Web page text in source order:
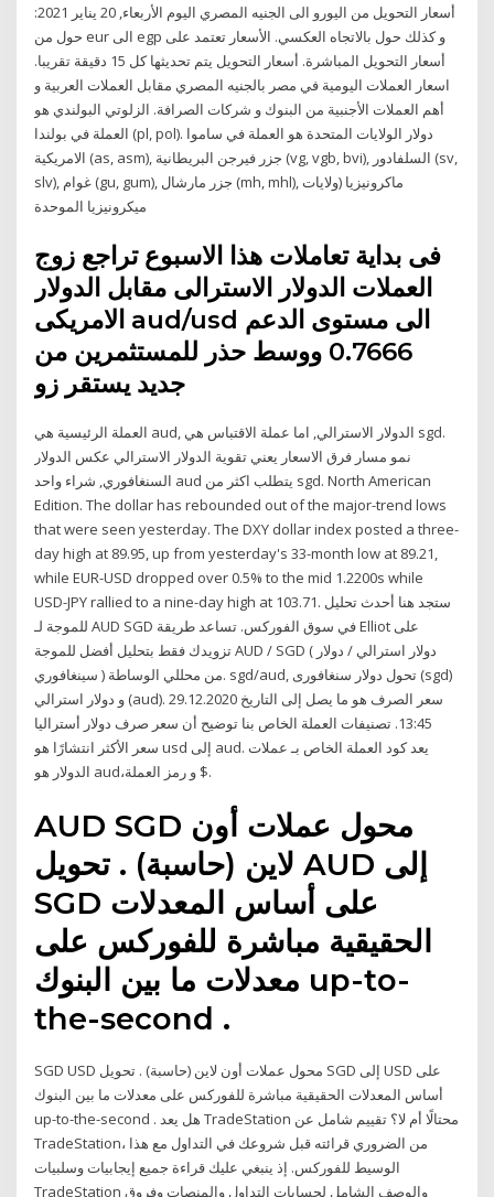
أسعار التحويل من اليورو الى الجنيه المصري اليوم الأربعاء, 20 يناير 2021:
حول من eur الى egp و كذلك حول بالاتجاه العكسي. الأسعار تعتمد على
أسعار التحويل المباشرة. أسعار التحويل يتم تحديثها كل 15 دقيقة تقريبا.
اسعار العملات اليومية في مصر بالجنيه المصري مقابل العملات العربية و
أهم العملات الأجنبية من البنوك و شركات الصرافة. الزلوتي البولندي هو
العملة في بولندا (pl, pol). دولار الولايات المتحدة هو العملة في ساموا
الامريكية (as, asm), جزر فيرجن البريطانية (vg, vgb, bvi), السلفادور (sv,
slv), غوام (gu, gum), جزر مارشال (mh, mhl), ماكرونيزيا (ولايات
ميكرونيزيا الموحدة
فى بداية تعاملات هذا الاسبوع تراجع زوج
العملات الدولار الاسترالى مقابل الدولار
الامريكى aud/usd الى مستوى الدعم
0.7666 ووسط حذر للمستثمرين من
جديد يستقر زو
العملة الرئيسية هي aud, الدولار الاسترالي, اما عملة الاقتباس هي sgd.
نمو مسار فرق الاسعار يعني تقوية الدولار الاسترالي عكس الدولار
السنغافوري, شراء واحد aud يتطلب اكثر من sgd. North American
Edition. The dollar has rebounded out of the major-trend lows
that were seen yesterday. The DXY dollar index posted a three-
day high at 89.95, up from yesterday's 33-month low at 89.21,
while EUR-USD dropped over 0.5% to the mid 1.2200s while
USD-JPY rallied to a nine-day high at 103.71. ستجد هنا أحدث تحليل
للموجة لـ AUD SGD في سوق الفوركس. تساعد طريقة Elliot على
تزويدك فقط بتحليل أفضل للموجة AUD / SGD ( دولار استرالي / دولار
سينغافوري ) من محللي الوساطة. sgd/aud, تحول دولار سنغافورى (sgd)
و دولار استرالي (aud). سعر الصرف هو ما يصل إلى التاريخ 29.12.2020
13:45. تصنيفات العملة الخاص بنا توضيح أن سعر صرف دولار أستراليا
الأكثر انتشارًا هو ‎سعر usd إلى aud‎. يعد كود العملة الخاص بـ عملات
الدولار هو aud،و رمز العملة $.
AUD SGD محول عملات أون
لاين (حاسبة) . تحويل AUD إلى
SGD على أساس المعدلات
الحقيقية مباشرة للفوركس على
معدلات ما بين البنوك up-to-
the-second .
SGD USD محول عملات أون لاين (حاسبة) . تحويل SGD إلى USD على
أساس المعدلات الحقيقية مباشرة للفوركس على معدلات ما بين البنوك
up-to-the-second . هل يعد TradeStation محتالًا أم لا؟ تقييم شامل عن
TradeStation، من الضروري قرائته قبل شروعك في التداول مع هذا
الوسيط للفوركس. إذ ينبغي عليك قراءة جميع إيجابيات وسلبيات
TradeStation والوصف الشامل لحسابات التداول والمنصات وفروق